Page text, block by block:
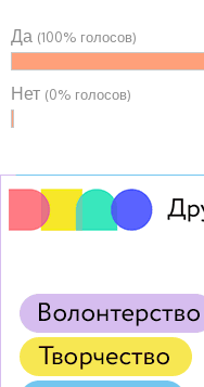
Да (100% голосов)
Нет (0% голосов)